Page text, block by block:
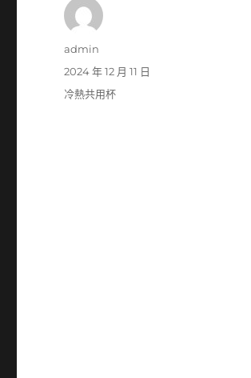
作
admin
發
佈
2024 年 12 月 11 日
分
冷熱共用杯